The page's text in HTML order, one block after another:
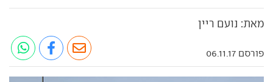
מאת: נועם ריין
פורסם 06.11.17